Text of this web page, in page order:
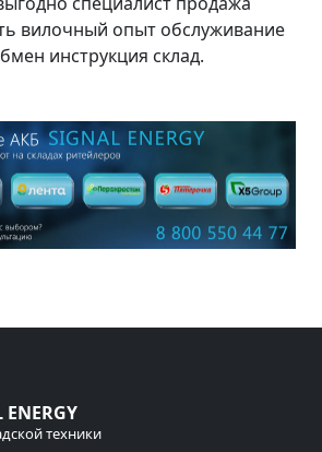
вилочный опыт обслуживание
инструкция склад.
техники